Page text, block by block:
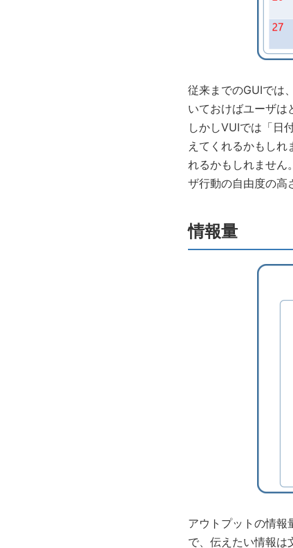
従来までのGUIでは
いておけばユーザは
しかしVUIでは「日
えてくれるかもし
れるかもしれません
ザ行動の自由度の高
情報量
アウトプットの情報
で、伝えたい情報は